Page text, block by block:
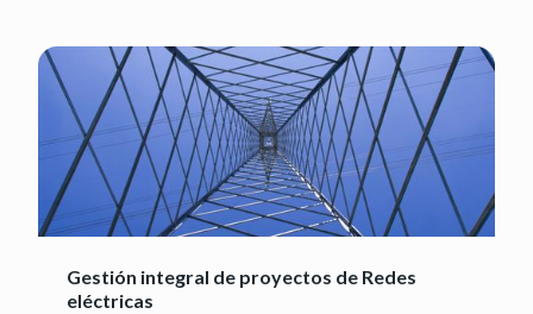
Gestión integral de proyectos de Redes
eléctricas